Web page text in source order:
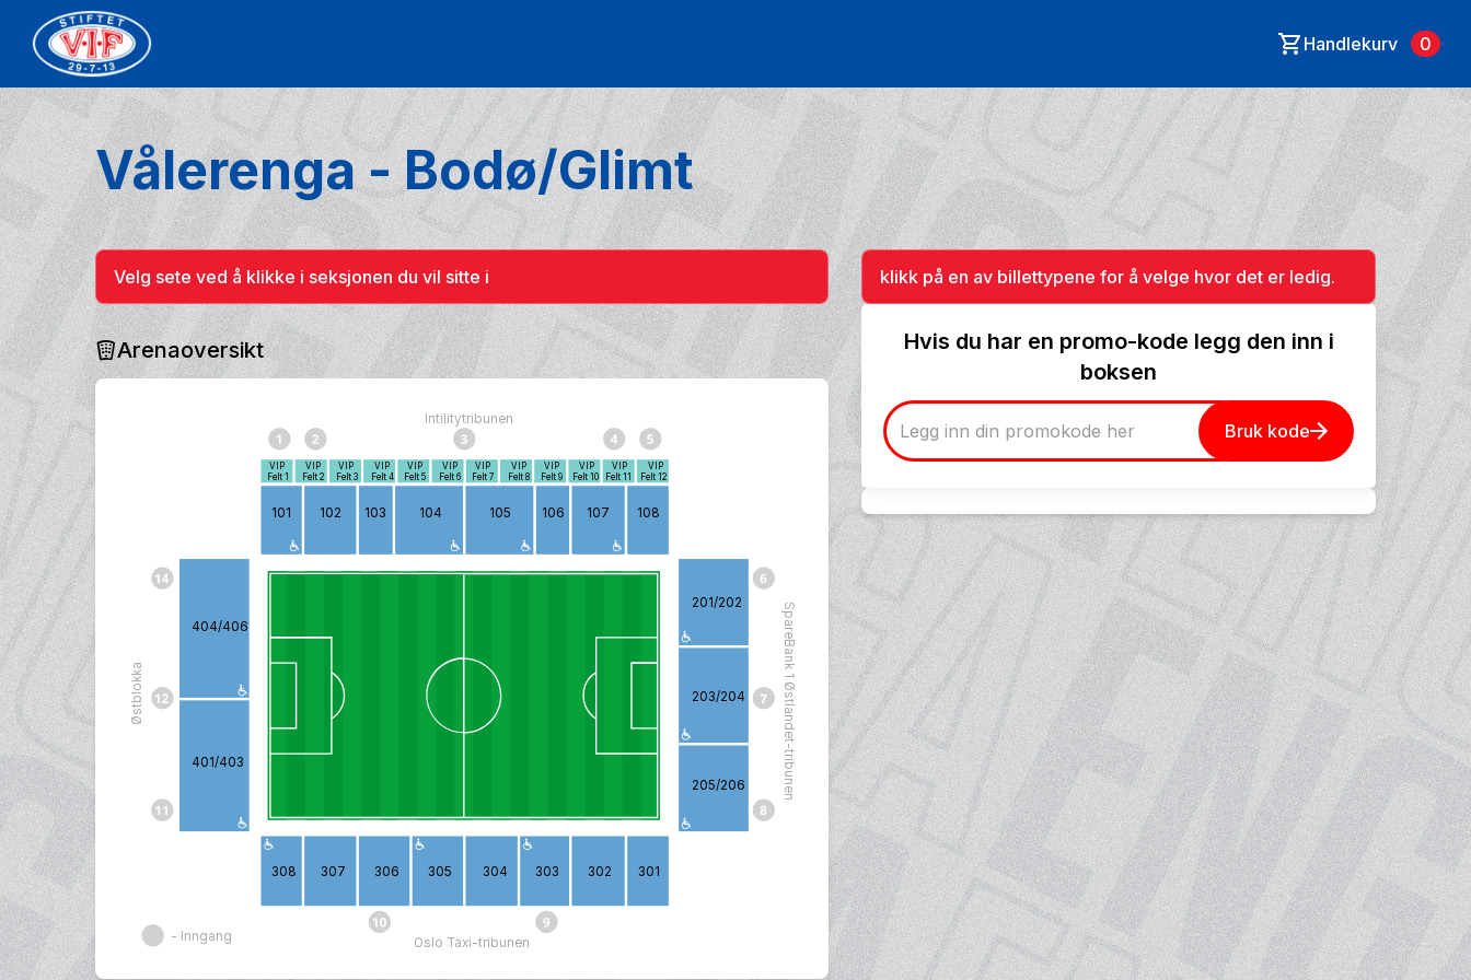
Handlekurv 0
Vålerenga - Bodø/Glimt
Velg sete ved å klikke i seksjonen du vil sitte i
Arenaoversikt
101 102 103 104 105 106 107 108
308 307 306 305 304 303 302 301
201/202
203/204
205/206
401/403
404/406
VIP
Felt 1
VIP
Felt 2
VIP
Felt 3
VIP
Felt 4
VIP
Felt 5
VIP
Felt 6
VIP
Felt 7
VIP
Felt 8
VIP
Felt 9
VIP
Felt 10
VIP
Felt 11
VIP
Felt 12
Østblokka SpareBank 1 Østlandet-tribunen
Intilitytribunen
Oslo Taxi-tribunen
- Inngang
klikk på en av billettypene for å velge hvor det er ledig.
Hvis du har en promo-kode legg den inn i
boksen
Bruk kode